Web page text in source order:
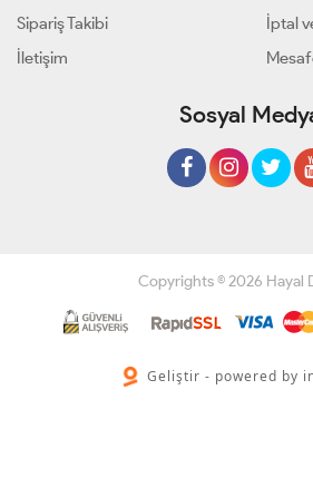
Sipariş Takibi
İletişim
İptal
Sosyal
Copyrights © 2026 Hayal
Geliştir - powered by